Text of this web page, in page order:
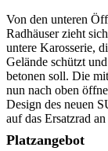
Von den unteren
Radhäuser zieht
untere Karosserie,
Gelände schützt
betonen soll. Die
nun nach oben
Design des neuen
auf das Ersatzrad
Platzangebot